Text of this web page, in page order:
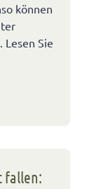
können
Sie
fallen: